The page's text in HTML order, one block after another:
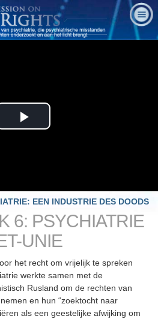
Play
EEN INDUSTRIE DES DOODS
6: PSYCHIATRIE
UNIE
het recht om vrijelijk te spreken
werkte samen met de
Rusland om de rechten van
en hun “zoektocht naar
als een geestelijke afwijking om